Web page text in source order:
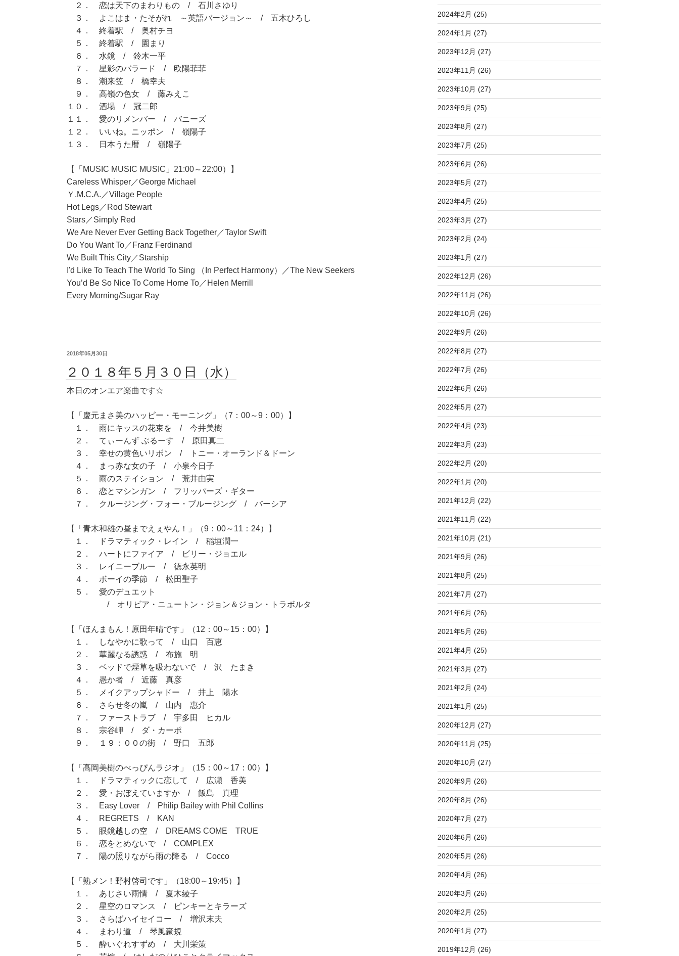
２． 恋は天下のまわりもの / 石川さゆり
３． よこはま・たそがれ ～英語バージョン～ / 五木ひろし
４． 終着駅 / 奥村チヨ
５． 終着駅 / 園まり
６． 水鏡 / 鈴木一平
７． 星影のバラード / 欧陽菲菲
８． 潮来笠 / 橋幸夫
９． 高嶺の色女 / 藤みえこ
１０． 酒場 / 冠二郎
１１． 愛のリメンバー / バニーズ
１２． いいね。ニッポン / 嶺陽子
１３． 日本うた暦 / 嶺陽子
【「MUSIC MUSIC MUSIC」21:00～22:00）】
Careless Whisper／George Michael
Ｙ.M.C.A.／Village People
Hot Legs／Rod Stewart
Stars／Simply Red
We Are Never Ever Getting Back Together／Taylor Swift
Do You Want To／Franz Ferdinand
We Built This City／Starship
I'd Like To Teach The World To Sing （In Perfect Harmony）／The New Seekers
You’d Be So Nice To Come Home To／Helen Merrill
Every Morning/Sugar Ray
2018年05月30日
２０１８年５月３０日（水）
本日のオンエア楽曲です☆
【「慶元まさ美のハッピー・モーニング」（7：00～9：00）】
１． 雨にキッスの花束を / 今井美樹
２． てぃーんず ぶるーす / 原田真二
３． 幸せの黄色いリボン / トニー・オーランド＆ドーン
４． まっ赤な女の子 / 小泉今日子
５． 雨のステイション / 荒井由実
６． 恋とマシンガン / フリッパーズ・ギター
７． クルージング・フォー・ブルージング / バーシア
【「青木和雄の昼までえぇやん！」（9：00～11：24）】
１． ドラマティック・レイン / 稲垣潤一
２． ハートにファイア / ビリー・ジョエル
３． レイニーブルー / 徳永英明
４． ボーイの季節 / 松田聖子
５． 愛のデュエット
/ オリビア・ニュートン・ジョン＆ジョン・トラボルタ
【「ほんまもん！原田年晴です」（12：00～15：00）】
１． しなやかに歌って / 山口 百恵
２． 華麗なる誘惑 / 布施 明
３． ベッドで煙草を吸わないで / 沢 たまき
４． 愚か者 / 近藤 真彦
５． メイクアップシャドー / 井上 陽水
６． さらせ冬の嵐 / 山内 惠介
７． ファーストラブ / 宇多田 ヒカル
８． 宗谷岬 / ダ・カーポ
９． １９：００の街 / 野口 五郎
【「髙岡美樹のべっぴんラジオ」（15：00～17：00）】
１． ドラマティックに恋して / 広瀬 香美
２． 愛・おぼえていますか / 飯島 真理
３． Easy Lover / Philip Bailey with Phil Collins
４． REGRETS / KAN
５． 眼鏡越しの空 / DREAMS COME TRUE
６． 恋をとめないで / COMPLEX
７． 陽の照りながら雨の降る / Cocco
【「熟メン！野村啓司です」（18:00～19:45）】
１． あじさい雨情 / 夏木綾子
２． 星空のロマンス / ピンキーとキラーズ
３． さらばハイセイコー / 増沢末夫
４． まわり道 / 琴風豪規
５． 酔いぐれすずめ / 大川栄策
2024年2月 (25)
2024年1月 (27)
2023年12月 (27)
2023年11月 (26)
2023年10月 (27)
2023年9月 (25)
2023年8月 (27)
2023年7月 (25)
2023年6月 (26)
2023年5月 (27)
2023年4月 (25)
2023年3月 (27)
2023年2月 (24)
2023年1月 (27)
2022年12月 (26)
2022年11月 (26)
2022年10月 (26)
2022年9月 (26)
2022年8月 (27)
2022年7月 (26)
2022年6月 (26)
2022年5月 (27)
2022年4月 (23)
2022年3月 (23)
2022年2月 (20)
2022年1月 (20)
2021年12月 (22)
2021年11月 (22)
2021年10月 (21)
2021年9月 (26)
2021年8月 (25)
2021年7月 (27)
2021年6月 (26)
2021年5月 (26)
2021年4月 (25)
2021年3月 (27)
2021年2月 (24)
2021年1月 (25)
2020年12月 (27)
2020年11月 (25)
2020年10月 (27)
2020年9月 (26)
2020年8月 (26)
2020年7月 (27)
2020年6月 (26)
2020年5月 (26)
2020年4月 (26)
2020年3月 (26)
2020年2月 (25)
2020年1月 (27)
2019年12月 (26)